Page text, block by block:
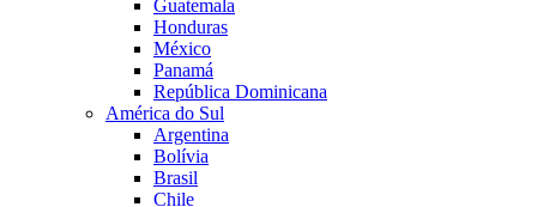
Guatemala
Honduras
México
Panamá
República Dominicana
América do Sul
Argentina
Bolívia
Brasil
Chile